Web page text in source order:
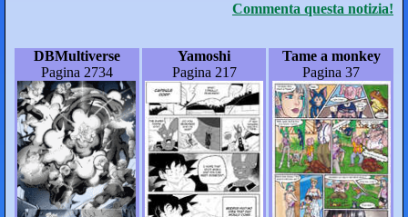
Commenta questa notizia!
DBMultiverse
Pagina 2734
Yamoshi
Pagina 217
Tame a monkey
Pagina 37